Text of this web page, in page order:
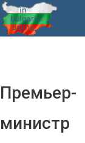
Премьер-
министр